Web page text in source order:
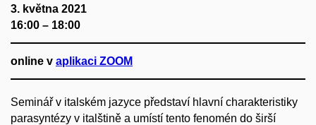
3. května 2021
16:00 – 18:00
online v aplikaci ZOOM
Seminář v italském jazyce představí hlavní charakteristiky
parasyntézy v italštině a umístí tento fenomén do širší